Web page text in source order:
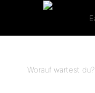
Worauf wartest du?